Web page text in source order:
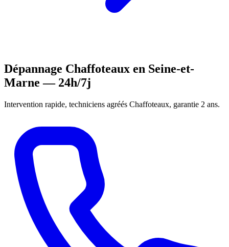
Dépannage Chaffoteaux en Seine-et-
Marne — 24h/7j
Intervention rapide, techniciens agréés Chaffoteaux, garantie 2 ans.